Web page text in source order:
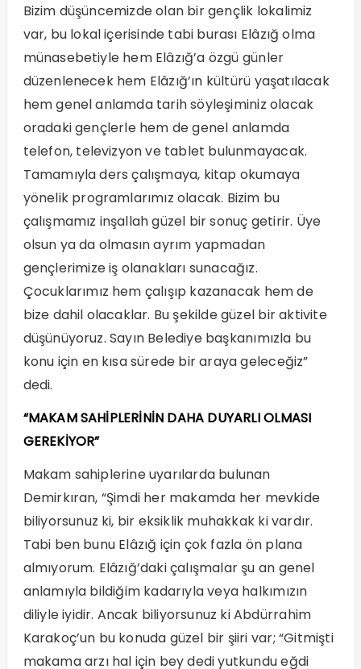
Bizim düşüncemizde olan bir gençlik lokalimiz
var, bu lokal içerisinde tabi burası Elâzığ olma
münasebetiyle hem Elâzığ’a özgü günler
düzenlenecek hem Elâzığ’ın kültürü yaşatılacak
hem genel anlamda tarih söyleşiminiz olacak
oradaki gençlerle hem de genel anlamda
telefon, televizyon ve tablet bulunmayacak.
Tamamıyla ders çalışmaya, kitap okumaya
yönelik programlarımız olacak. Bizim bu
çalışmamız inşallah güzel bir sonuç getirir. Üye
olsun ya da olmasın ayrım yapmadan
gençlerimize iş olanakları sunacağız.
Çocuklarımız hem çalışıp kazanacak hem de
bize dahil olacaklar. Bu şekilde güzel bir aktivite
düşünüyoruz. Sayın Belediye başkanımızla bu
konu için en kısa sürede bir araya geleceğiz”
dedi.
“MAKAM SAHİPLERİNİN DAHA DUYARLI OLMASI
GEREKİYOR”
Makam sahiplerine uyarılarda bulunan
Demirkıran, “Şimdi her makamda her mevkide
biliyorsunuz ki, bir eksiklik muhakkak ki vardır.
Tabi ben bunu Elâzığ için çok fazla ön plana
almıyorum. Elâzığ’daki çalışmalar şu an genel
anlamıyla bildiğim kadarıyla veya halkımızın
diliyle iyidir. Ancak biliyorsunuz ki Abdürrahim
Karakoç’un bu konuda güzel bir şiiri var; “Gitmişti
makama arzı hal için bey dedi yutkundu eğdi